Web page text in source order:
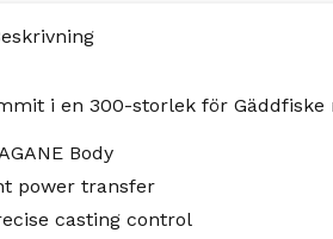
i en 300-storlek för
Body
power transfer
casting control